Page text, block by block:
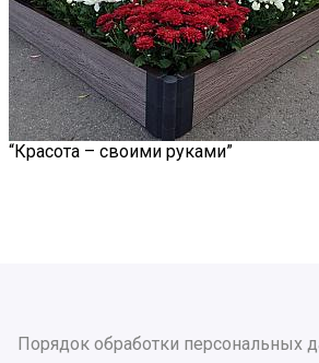
“Красота – своими руками”
Порядок обработки персональных